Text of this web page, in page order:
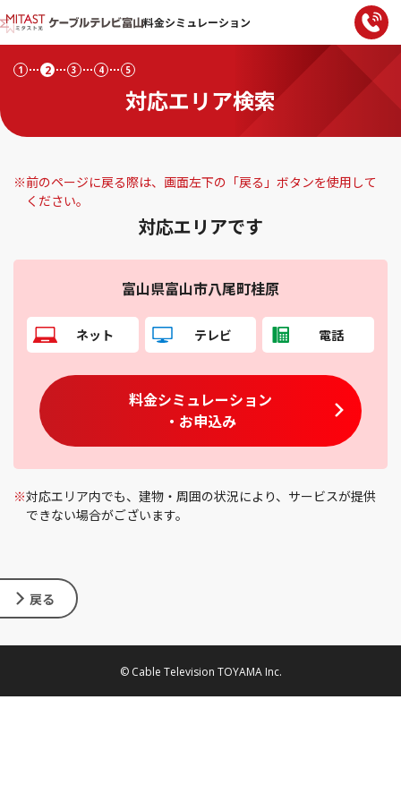
料金シミュレーション
対応エリア検索
1 2 3 4 5
※前のページに戻る際は、画面左下の「戻る」ボタンを使用して
ください。
対応エリアです
富山県富山市八尾町桂原
ネット テレビ 電話
料金シミュレーション
・お申込み
※対応エリア内でも、建物・周囲の状況により、サービスが提供
できない場合がございます。
戻る
© Cable Television TOYAMA Inc.